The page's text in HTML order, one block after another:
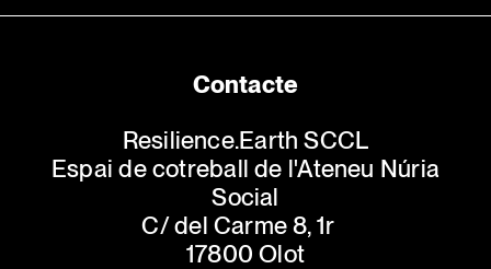
Contacte
Resilience.Earth SCCL
Espai de cotreball de l'Ateneu Núria
Social
C/ del Carme 8, 1r
17800 Olot